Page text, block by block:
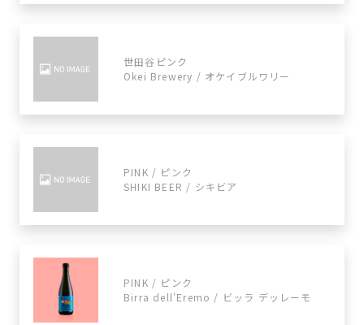
世田谷ピンク
Okei Brewery / オケイブルワリー
PINK / ピンク
SHIKI BEER / シキビア
PINK / ピンク
Birra dell'Eremo / ビッラ デッレーモ